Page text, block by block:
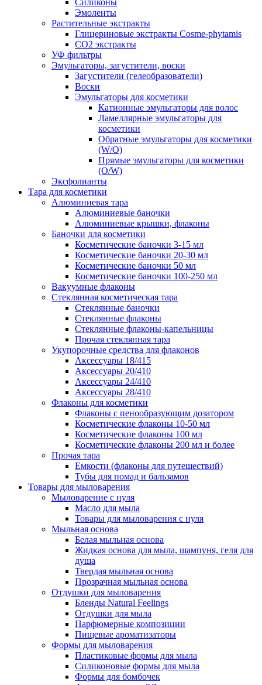
Силиконы
Эмоленты
Растительные экстракты
Глицериновые экстракты Cosme-phytamis
СО2 экстракты
УФ фильтры
Эмульгаторы, загустители, воски
Загустители (гелеобразователи)
Воски
Эмульгаторы для косметики
Катионные эмульгаторы для волос
Ламеллярные эмульгаторы для
косметики
Обратные эмульгаторы для косметики
(W/O)
Прямые эмульгаторы для косметики
(O/W)
Эксфолианты
Тара для косметики
Алюминиевая тара
Алюминиевые баночки
Алюминиевые крышки, флаконы
Баночки для косметики
Косметические баночки 3-15 мл
Косметические баночки 20-30 мл
Косметические баночки 50 мл
Косметические баночки 100-250 мл
Вакуумные флаконы
Стеклянная косметическая тара
Стеклянные баночки
Стеклянные флаконы
Стеклянные флаконы-капельницы
Прочая стеклянная тара
Укупорочные средства для флаконов
Аксессуары 18/415
Аксессуары 20/410
Аксессуары 24/410
Аксессуары 28/410
Флаконы для косметики
Флаконы с пенообразующим дозатором
Косметические флаконы 10-50 мл
Косметические флаконы 100 мл
Косметические флаконы 200 мл и более
Прочая тара
Емкости (флаконы для путешествий)
Тубы для помад и бальзамов
Товары для мыловарения
Мыловарение с нуля
Масло для мыла
Товары для мыловарения с нуля
Мыльная основа
Белая мыльная основа
Жидкая основа для мыла, шампуня, геля для
душа
Твердая мыльная основа
Прозрачная мыльная основа
Отдушки для мыловарения
Бленды Natural Feelings
Отдушки для мыла
Парфюмерные композиции
Пищевые ароматизаторы
Формы для мыловарения
Пластиковые формы для мыла
Силиконовые формы для мыла
Формы для бомбочек